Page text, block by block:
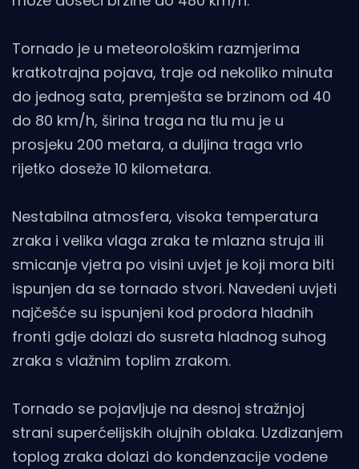
Tornado je u meteorološkim razmjerima
kratkotrajna pojava, traje od nekoliko minuta
do jednog sata, premješta se brzinom od 40
do 80 km/h, širina traga na tlu mu je u
prosjeku 200 metara, a duljina traga vrlo
rijetko doseže 10 kilometara.
Nestabilna atmosfera, visoka temperatura
zraka i velika vlaga zraka te mlazna struja ili
smicanje vjetra po visini uvjet je koji mora biti
ispunjen da se tornado stvori. Navedeni uvjeti
najčešće su ispunjeni kod prodora hladnih
fronti gdje dolazi do susreta hladnog suhog
zraka s vlažnim toplim zrakom.
Tornado se pojavljuje na desnoj stražnjoj
strani superćelijskih olujnih oblaka. Uzdizanjem
toplog zraka dolazi do kondenzacije vodene